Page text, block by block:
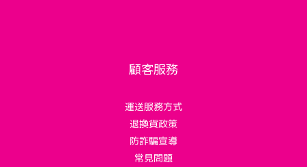
顧客服務
運送服務方式
退換貨政策
防詐騙宣導
常見問題